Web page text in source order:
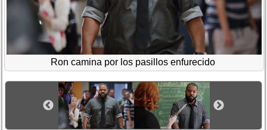
Ron camina por los pasillos enfurecido